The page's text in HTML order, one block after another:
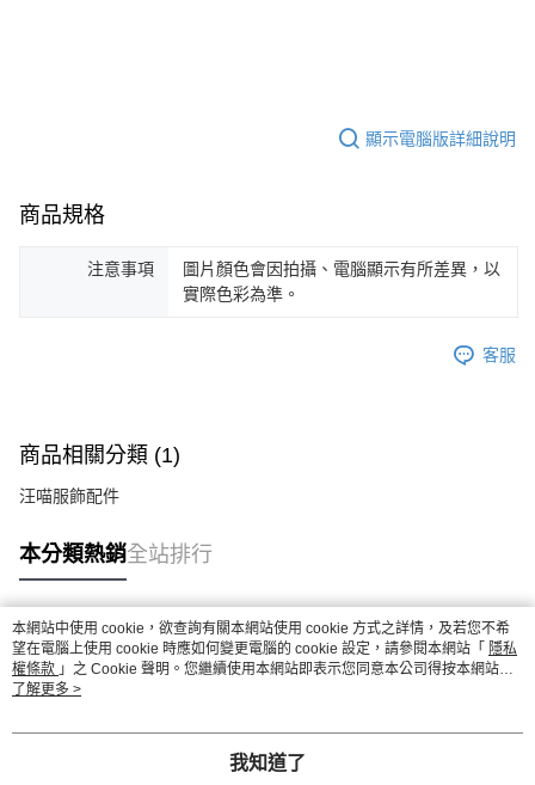
顯示電腦版詳細說明
商品規格
注意事項
圖片顏色會因拍攝、電腦顯示有所差異，以
實際色彩為準。
客服
商品相關分類 (1)
汪喵服飾配件
本分類熱銷全站排行
熱門標籤
本網站中使用 cookie，欲查詢有關本網站使用 cookie 方式之詳情，及若您不希
望在電腦上使用 cookie 時應如何變更電腦的 cookie 設定，請參閱本網站「 隱私
權條款 」之 Cookie 聲明。您繼續使用本網站即表示您同意本公司得按本網站使
用條款之 Cookie 聲明使用 cookie。
了解更多 >
我知道了